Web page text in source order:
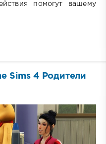
помогут вашему
Sims 4 Родители